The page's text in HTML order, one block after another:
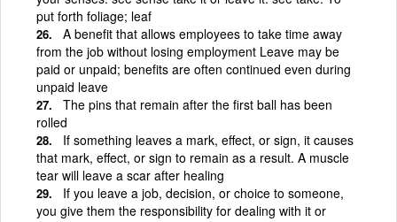
put forth foliage; leaf
A benefit that allows employees to take time away
from the job without losing employment Leave may be
paid or unpaid; benefits are often continued even during
unpaid leave
The pins that remain after the first ball has been
rolled
If something leaves a mark, effect, or sign, it causes
that mark, effect, or sign to remain as a result. A muscle
tear will leave a scar after healing
If you leave a job, decision, or choice to someone,
you give them the responsibility for dealing with it or